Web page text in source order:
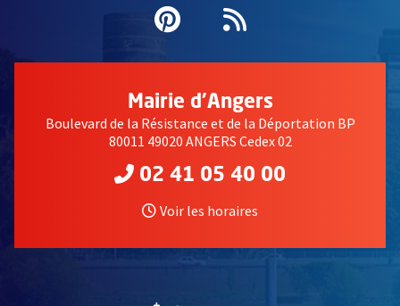
Pinterest
, Ouvre une
Flux RSS
Mairie d'Angers
Boulevard de la Résistance et de la Déportation BP
80011 49020 ANGERS Cedex 02
02 41 05 40 00
Voir les horaires